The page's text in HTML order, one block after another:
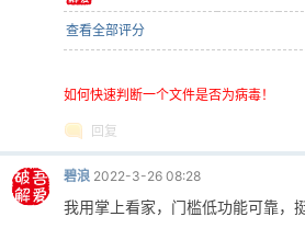
查看全部评分
如何快速判断一个文件是否为病毒！
回复
碧浪 2022-3-26 08:28
我用掌上看家，门槛低功能可靠，